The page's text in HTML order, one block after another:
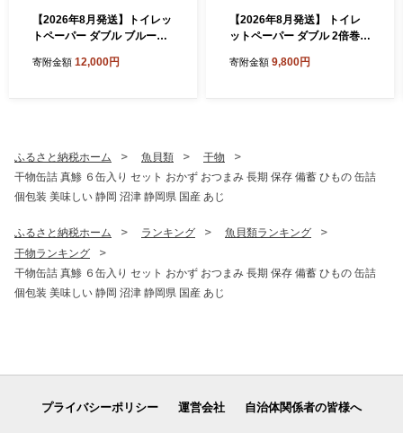
【2026年8月発送】トイレッ
トペーパー ダブル ブルーベ
ック 鶴見製紙 静岡 沼津 とい
寄附金額 12,000円
【2026年8月発送】 トイレ
ットペーパー ダブル 2倍巻き
ル 96ロール相当 無香料 備蓄
寄附金額 9,800円
ふるさと納税ホーム 魚貝類
干物
干物缶詰 真鯵 ６缶入り セット おかず おつまみ 長期 保存 備蓄 ひもの 缶詰
個包装 美味しい 静岡 沼津 静岡県 国産 あじ
ふるさと納税ホーム ランキング
魚貝類ランキング
干物ランキング
干物缶詰 真鯵 ６缶入り セット おかず おつまみ 長期 保存 備蓄 ひもの 缶詰
個包装 美味しい 静岡 沼津 静岡県 国産 あじ
プライバシーポリシー 運営会社 自治体関係者の皆様へ